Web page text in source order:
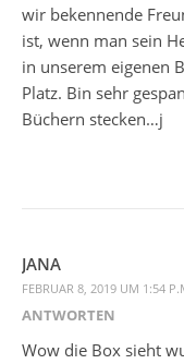
wir bekennende
ist, wenn man sein
in unserem eigenen
Platz. Bin sehr
Büchern stecken…j
JANA
FEBRUAR 8, 2019 UM 1:54
ANTWORTEN
Wow die Box sieht